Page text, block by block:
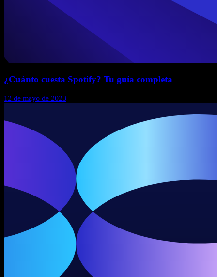
¿Cuánto cuesta Spotify? Tu guía completa
12 de mayo de 2023